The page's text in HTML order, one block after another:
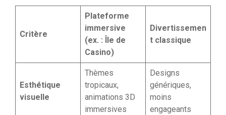
Critère
Plateforme
immersive
(ex. : Île de
Casino)
Divertissemen
t classique
Esthétique
visuelle
Thèmes
tropicaux,
animations 3D
immersives
Designs
génériques,
moins
engageants